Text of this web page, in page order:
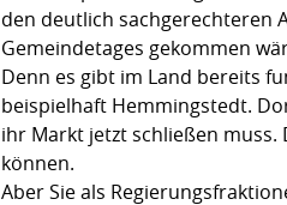
den deutlich sachgerechteren
Gemeindetages gekommen
Denn es gibt im Land bereits
beispielhaft Hemmingstedt.
ihr Markt jetzt schließen
können.
Aber Sie als